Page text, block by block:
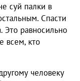
суй палки в
Спасти
Это равносильно
всем, кто
человеку